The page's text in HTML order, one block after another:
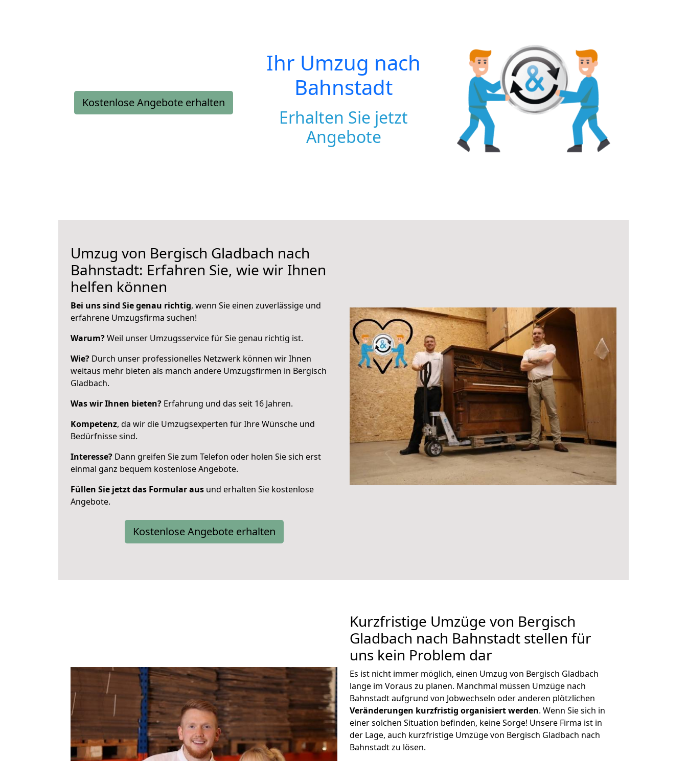
Kostenlose Angebote erhalten
Ihr Umzug nach
Bahnstadt
Erhalten Sie jetzt
Angebote
Umzug von Bergisch Gladbach nach
Bahnstadt: Erfahren Sie, wie wir Ihnen
helfen können
Bei uns sind Sie genau richtig, wenn Sie einen zuverlässige und
erfahrene Umzugsfirma suchen!
Warum?Weil unser Umzugsservice für Sie genau richtig ist.
Wie? Durch unser professionelles Netzwerk können wir Ihnen
weitaus mehr bieten als manch andere Umzugsfirmen in Bergisch
Gladbach.
Was wir Ihnen bieten? Erfahrung und das seit 16 Jahren.
Kompetenz, da wir die Umzugsexperten für Ihre Wünsche und
Bedürfnisse sind.
Interesse? Dann greifen Sie zum Telefon oder holen Sie sich erst
einmal ganz bequem kostenlose Angebote.
Füllen Sie jetzt das Formular aus und erhalten Sie kostenlose
Angebote.
Kostenlose Angebote erhalten
Kurzfristige Umzüge von Bergisch
Gladbach nach Bahnstadt stellen für
uns kein Problem dar
Es ist nicht immer möglich, einen Umzug von Bergisch Gladbach
lange im Voraus zu planen. Manchmal müssen Umzüge nach
Bahnstadt aufgrund von Jobwechseln oder anderen plötzlichen
Veränderungen kurzfristig organisiert werden. Wenn Sie sich in
einer solchen Situation befinden, keine Sorge! Unsere Firma ist in
der Lage, auch kurzfristige Umzüge von Bergisch Gladbach nach
Bahnstadt zu lösen.